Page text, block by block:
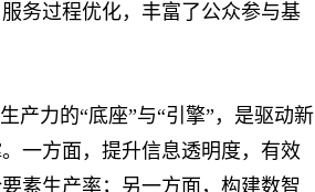
务过程优化，丰富了公众参与基
力的“底座”与“引擎”，是驱动新
一方面，提升信息透明度，有效
素生产率；另一方面，构建数智